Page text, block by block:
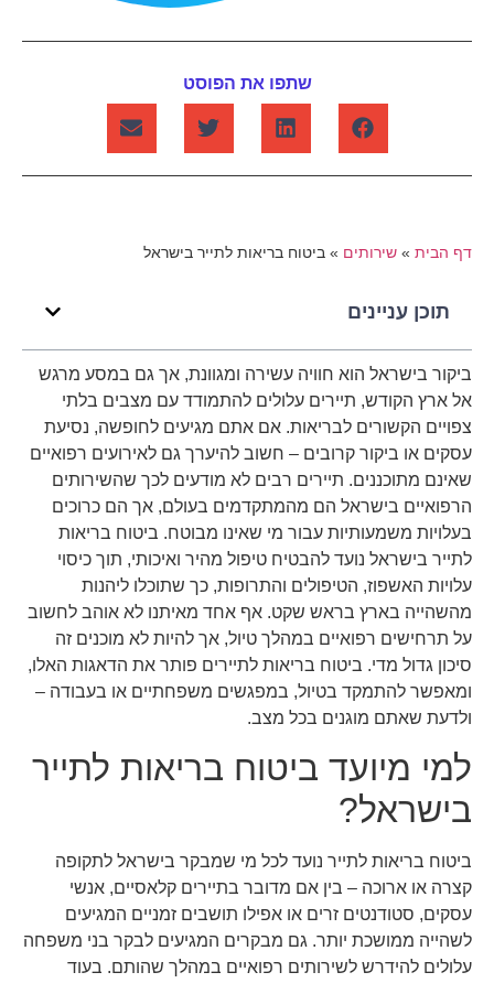
שתפו את הפוסט
דף הבית» שירותים» ביטוח בריאות לתייר בישראל
תוכן עניינים
ביקור בישראל הוא חוויה עשירה ומגוונת, אך גם במסע מרגש
אל ארץ הקודש, תיירים עלולים להתמודד עם מצבים בלתי
צפויים הקשורים לבריאות. אם אתם מגיעים לחופשה, נסיעת
עסקים או ביקור קרובים – חשוב להיערך גם לאירועים רפואיים
שאינם מתוכננים. תיירים רבים לא מודעים לכך שהשירותים
הרפואיים בישראל הם מהמתקדמים בעולם, אך הם כרוכים
בעלויות משמעותיות עבור מי שאינו מבוטח. ביטוח בריאות
לתייר בישראל נועד להבטיח טיפול מהיר ואיכותי, תוך כיסוי
עלויות האשפוז, הטיפולים והתרופות, כך שתוכלו ליהנות
מהשהייה בארץ בראש שקט. אף אחד מאיתנו לא אוהב לחשוב
על תרחישים רפואיים במהלך טיול, אך להיות לא מוכנים זה
סיכון גדול מדי. ביטוח בריאות לתיירים פותר את הדאגות האלו,
ומאפשר להתמקד בטיול, במפגשים משפחתיים או בעבודה –
ולדעת שאתם מוגנים בכל מצב.
למי מיועד ביטוח בריאות לתייר
בישראל?
ביטוח בריאות לתייר נועד לכל מי שמבקר בישראל לתקופה
קצרה או ארוכה – בין אם מדובר בתיירים קלאסיים, אנשי
עסקים, סטודנטים זרים או אפילו תושבים זמניים המגיעים
לשהייה ממושכת יותר. גם מבקרים המגיעים לבקר בני משפחה
עלולים להידרש לשירותים רפואיים במהלך שהותם. בעוד